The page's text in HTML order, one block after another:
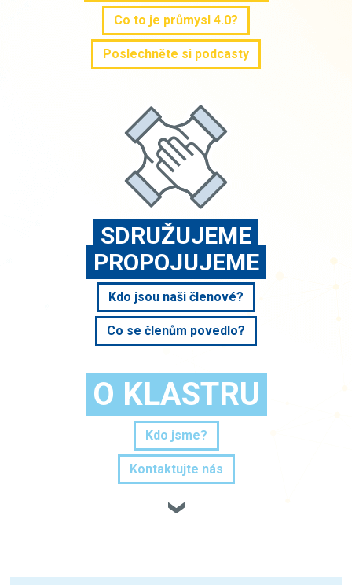
Co to je průmysl 4.0?
Poslechněte si podcasty
SDRUŽUJEME
PROPOJUJEME
Kdo jsou naši členové?
Co se členům povedlo?
O KLASTRU
Kdo jsme?
Kontaktujte nás